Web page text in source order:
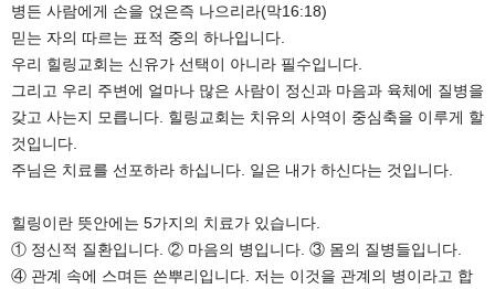
병든 사람에게 손을 얹은즉 나으리라(막16:18)
믿는 자의 따르는 표적 중의 하나입니다.
우리 힐링교회는 신유가 선택이 아니라 필수입니다.
그리고 우리 주변에 얼마나 많은 사람이 정신과 마음과 육체에 질병을
갖고 사는지 모릅니다. 힐링교회는 치유의 사역이 중심축을 이루게 할
것입니다.
주님은 치료를 선포하라 하십니다. 일은 내가 하신다는 것입니다.
힐링이란 뜻안에는 5가지의 치료가 있습니다.
① 정신적 질환입니다. ② 마음의 병입니다. ③ 몸의 질병들입니다.
④ 관계 속에 스며든 쓴뿌리입니다. 저는 이것을 관계의 병이라고 합